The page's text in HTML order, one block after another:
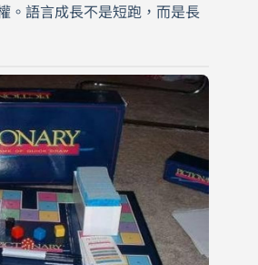
。語言成長不是短跑，而是長